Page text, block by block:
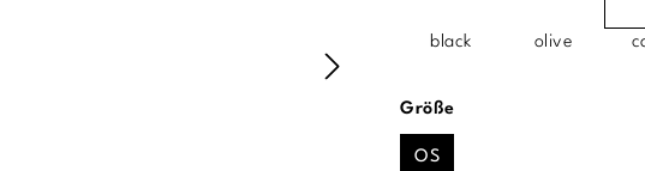
black olive
Größeauswählen
OS